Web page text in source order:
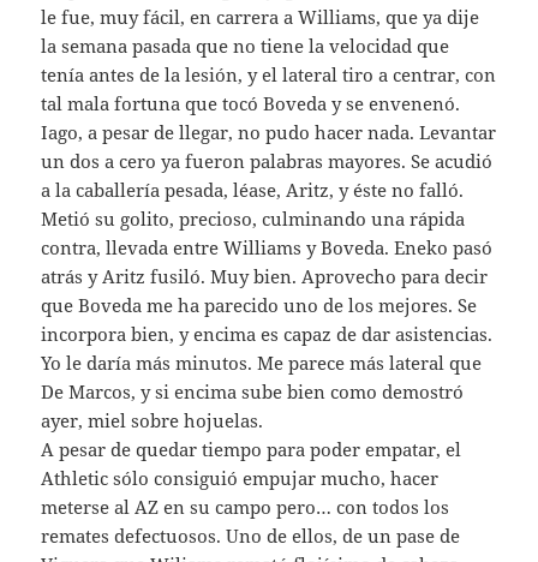
le fue, muy fácil, en carrera a Williams, que ya dije
la semana pasada que no tiene la velocidad que
tenía antes de la lesión, y el lateral tiro a centrar, con
tal mala fortuna que tocó Boveda y se envenenó.
Iago, a pesar de llegar, no pudo hacer nada. Levantar
un dos a cero ya fueron palabras mayores. Se acudió
a la caballería pesada, léase, Aritz, y éste no falló.
Metió su golito, precioso, culminando una rápida
contra, llevada entre Williams y Boveda. Eneko pasó
atrás y Aritz fusiló. Muy bien. Aprovecho para decir
que Boveda me ha parecido uno de los mejores. Se
incorpora bien, y encima es capaz de dar asistencias.
Yo le daría más minutos. Me parece más lateral que
De Marcos, y si encima sube bien como demostró
ayer, miel sobre hojuelas.
A pesar de quedar tiempo para poder empatar, el
Athletic sólo consiguió empujar mucho, hacer
meterse al AZ en su campo pero… con todos los
remates defectuosos. Uno de ellos, de un pase de